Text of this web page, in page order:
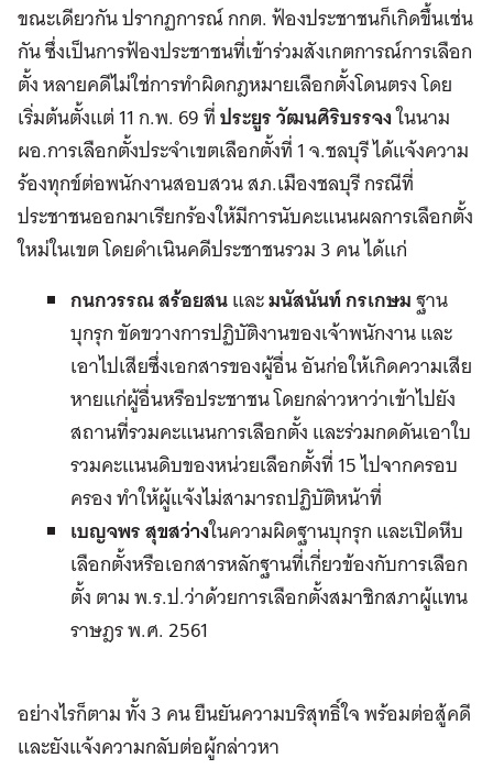
ขณะเดียวกัน ปรากฏการณ์ กกต. ฟ้องประชาชนก็เกิดขึ้นเช่น
กัน ซึ่งเป็นการฟ้องประชาชนที่เข้าร่วมสังเกตการณ์การเลือก
ตั้ง หลายคดีไม่ใช่การทำผิดกฎหมายเลือกตั้งโดนตรง โดย
เริ่มต้นตั้งแต่ 11 ก.พ. 69 ที่ประยูร วัฒนศิริบรรจงในนาม
ผอ.การเลือกตั้งประจำเขตเลือกตั้งที่ 1 จ.ชลบุรี ได้แจ้งความ
ร้องทุกข์ต่อพนักงานสอบสวน สภ.เมืองชลบุรี กรณีที่
ประชาชนออกมาเรียกร้องให้มีการนับคะแนนผลการเลือกตั้ง
ใหม่ในเขต โดยดำเนินคดีประชาชนรวม 3 คน ได้แก่
กนกวรรณ สร้อยสนและมนัสนันท์ กรเกษมฐาน
บุกรุก ขัดขวางการปฏิบัติงานของเจ้าพนักงาน และ
เอาไปเสียซึ่งเอกสารของผู้อื่น อันก่อให้เกิดความเสีย
หายแก่ผู้อื่นหรือประชาชน โดยกล่าวหาว่าเข้าไปยัง
สถานที่รวมคะแนนการเลือกตั้ง และร่วมกดดันเอาใบ
รวมคะแนนดิบของหน่วยเลือกตั้งที่ 15 ไปจากครอบ
ครอง ทำให้ผู้แจ้งไม่สามารถปฏิบัติหน้าที่
เบญจพร สุขสว่างในความผิดฐานบุกรุก และเปิดหีบ
เลือกตั้งหรือเอกสารหลักฐานที่เกี่ยวข้องกับการเลือก
ตั้ง ตาม พ.ร.ป.ว่าด้วยการเลือกตั้งสมาชิกสภาผู้แทน
ราษฎร พ.ศ. 2561
อย่างไรก็ตาม ทั้ง 3 คน ยืนยันความบริสุทธิ์ใจ พร้อมต่อสู้คดี
และยังแจ้งความกลับต่อผู้กล่าวหา